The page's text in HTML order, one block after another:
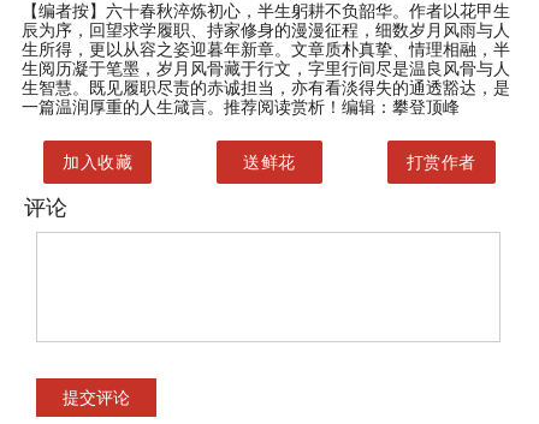
【编者按】 六十春秋淬炼初心，半生躬耕不负韶华。作者以花甲生
辰为序，回望求学履职、持家修身的漫漫征程，细数岁月风雨与人
生所得，更以从容之姿迎暮年新章。文章质朴真挚、情理相融，半
生阅历凝于笔墨，岁月风骨藏于行文，字里行间尽是温良风骨与人
生智慧。既见履职尽责的赤诚担当，亦有看淡得失的通透豁达，是
一篇温润厚重的人生箴言。推荐阅读赏析！编辑：攀登顶峰
加入收藏 送鲜花 打赏作者
评论